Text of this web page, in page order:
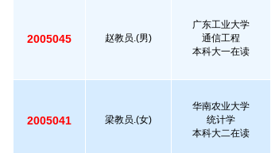
2005045 赵教员.(男)
广东工业大学
通信工程
本科大一在读
2005041 梁教员.(女)
华南农业大学
统计学
本科大二在读